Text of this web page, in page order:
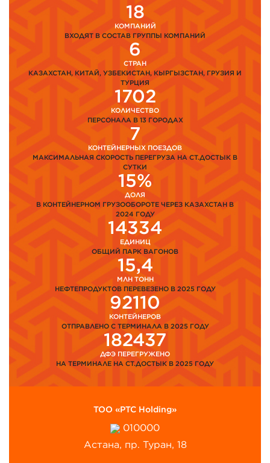
18
КОМПАНИЙ
ВХОДЯТ В СОСТАВ ГРУППЫ КОМПАНИЙ
6
СТРАН
КАЗАХСТАН, КИТАЙ, УЗБЕКИСТАН, КЫРГЫЗСТАН, ГРУЗИЯ И
ТУРЦИЯ
1702
КОЛИЧЕСТВО
ПЕРСОНАЛА В 13 ГОРОДАХ
7
КОНТЕЙНЕРНЫХ ПОЕЗДОВ
МАКСИМАЛЬНАЯ СКОРОСТЬ ПЕРЕГРУЗА НА СТ.ДОСТЫК В
СУТКИ
15%
ДОЛЯ
В КОНТЕЙНЕРНОМ ГРУЗООБОРОТЕ ЧЕРЕЗ КАЗАХСТАН В
2024 ГОДУ
14334
ЕДИНИЦ
ОБЩИЙ ПАРК ВАГОНОВ
15,4
МЛН ТОНН
НЕФТЕПРОДУКТОВ ПЕРЕВЕЗЕНО В 2025 ГОДУ
92110
КОНТЕЙНЕРОВ
ОТПРАВЛЕНО С ТЕРМИНАЛА В 2025 ГОДУ
182437
ДФЭ ПЕРЕГРУЖЕНО
НА ТЕРМИНАЛЕ НА СТ.ДОСТЫК В 2025 ГОДУ
ТОО «PTC Holding»
010000
Астана, пр. Туран, 18